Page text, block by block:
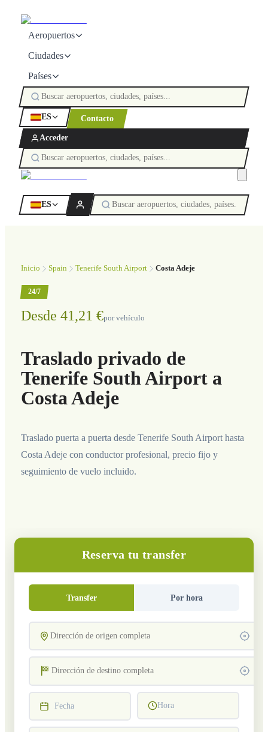
Aeropuertos
Ciudades
Países
ES Contacto
Acceder
ES
Inicio Spain Tenerife South Airport Costa Adeje
24/7
Desde 41,21 €por vehículo
Traslado privado de
Tenerife South Airport a
Costa Adeje
Traslado puerta a puerta desde Tenerife South Airport hasta
Costa Adeje con conductor profesional, precio fijo y
seguimiento de vuelo incluido.
Reserva tu transfer
Transfer Por hora
Fecha Hora